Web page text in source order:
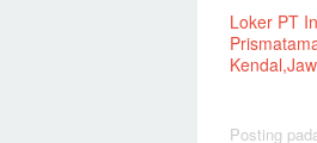
Loker PT
Posting